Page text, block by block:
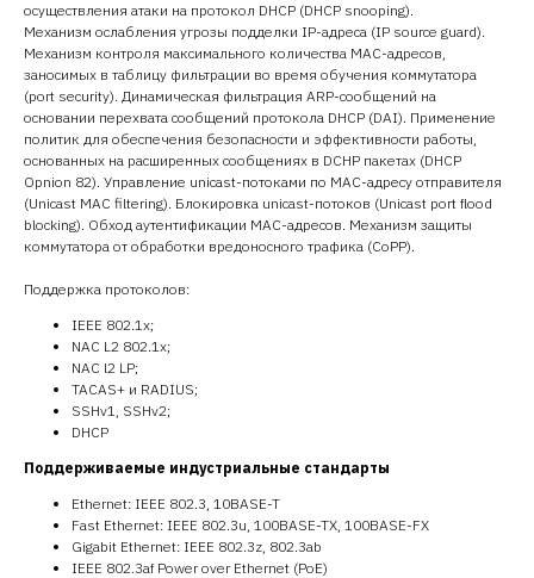
осуществления атаки на протокол DHCP (DHCP snooping).
Механизм ослабления угрозы подделки IP-адреса (IP source guard).
Механизм контроля максимального количества MAC-адресов,
заносимых в таблицу фильтрации во время обучения коммутатора
(port security). Динамическая фильтрация ARP-сообщений на
основании перехвата сообщений протокола DHCP (DAI). Применение
политик для обеспечения безопасности и эффективности работы,
основанных на расширенных сообщениях в DCHP пакетах (DHCP
Opnion 82). Управление unicast-потоками по MAC-адресу отправителя
(Unicast MAC filtering). Блокировка unicast-потоков (Unicast port flood
blocking). Обход аутентификации MAC-адресов. Механизм защиты
коммутатора от обработки вредоносного трафика (CoPP).
Поддержка протоколов:
IEEE 802.1x;
NAC L2 802.1x;
NAC l2 LP;
TACAS+ и RADIUS;
SSHv1, SSHv2;
DHCP
Поддерживаемые индустриальные стандарты
Ethernet: IEEE 802.3, 10BASE-T
Fast Ethernet: IEEE 802.3u, 100BASE-TX, 100BASE-FX
Gigabit Ethernet: IEEE 802.3z, 802.3ab
IEEE 802.3af Power over Ethernet (PoE)